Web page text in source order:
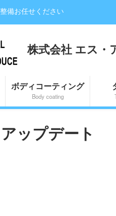
備お任せください
株式会社 エス・
ボディコーティング
Body coating
アップデート